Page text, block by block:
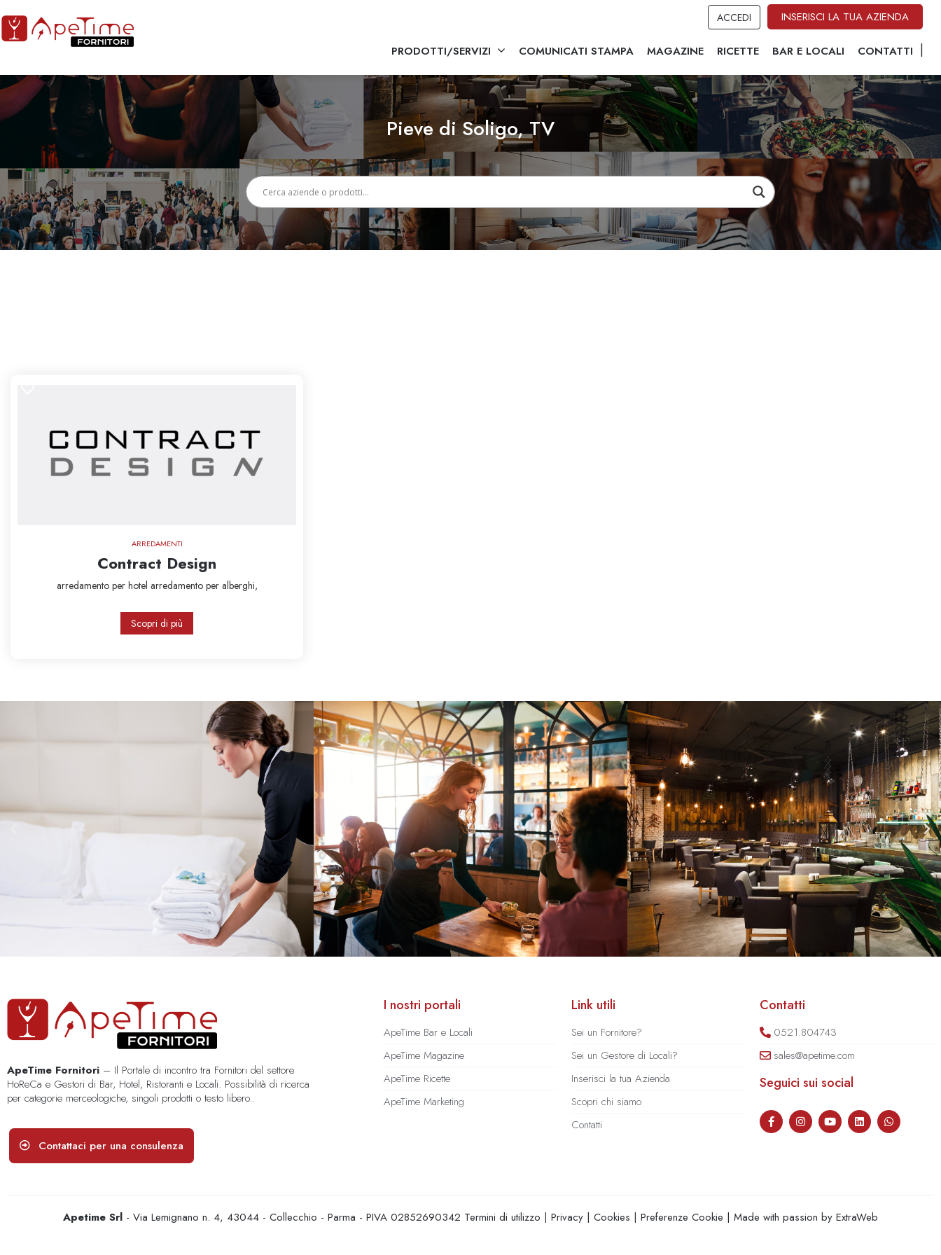
ACCEDI INSERISCI LA TUA AZIENDA
PRODOTTI/SERVIZI COMUNICATI STAMPA MAGAZINE RICETTE BAR E LOCALI CONTATTI
Pieve di Soligo, TV
ARREDAMENTI
Contract Design
arredamento per hotel arredamento per alberghi,
Scopri di più
ApeTime Fornitori – Il Portale di incontro tra Fornitori del settore
HoReCa e Gestori di Bar, Hotel, Ristoranti e Locali. Possibilità di ricerca
per categorie merceologiche, singoli prodotti o testo libero..
Contattaci per una consulenza
I nostri portali
ApeTime Bar e Locali
ApeTime Magazine
ApeTime Ricette
ApeTime Marketing
Link utili
Sei un Fornitore?
Sei un Gestore di Locali?
Inserisci la tua Azienda
Scopri chi siamo
Contatti
Contatti
0521.804743
sales@apetime.com
Seguici sui social
Apetime Srl - Via Lemignano n. 4, 43044 - Collecchio - Parma - PIVA 02852690342 Termini di utilizzo | Privacy | Cookies | Preferenze Cookie | Made with passion by ExtraWeb